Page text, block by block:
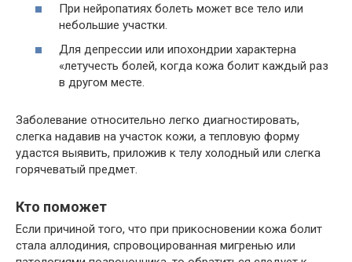
При нейропатиях болеть может все тело или
небольшие участки.
Для депрессии или ипохондрии характерна
«летучесть болей, когда кожа болит каждый раз
в другом месте.
Заболевание относительно легко диагностировать,
слегка надавив на участок кожи, а тепловую форму
удастся выявить, приложив к телу холодный или слегка
горячеватый предмет.
Кто поможет
Если причиной того, что при прикосновении кожа болит
стала аллодиния, спровоцированная мигренью или